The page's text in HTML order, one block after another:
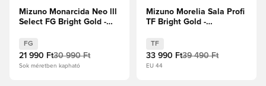
Mizuno Monarcida Neo lll
Select FG Bright Gold -
FG
21 990 Ft30 990 Ft
Sok méretben kapható
Mizuno Morelia Sala Profi
TF Bright Gold -
Ezüst
TF
33 990 Ft39 490 Ft
EU 44